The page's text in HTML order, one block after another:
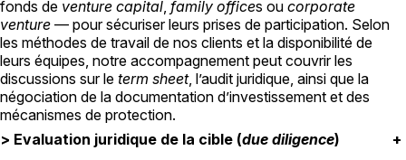
fonds de venture capital, family offices ou corporate
venture — pour sécuriser leurs prises de participation. Selon
les méthodes de travail de nos clients et la disponibilité de
leurs équipes, notre accompagnement peut couvrir les
discussions sur le term sheet, l’audit juridique, ainsi que la
négociation de la documentation d’investissement et des
mécanismes de protection.
> Evaluation juridique de la cible (due diligence)
+